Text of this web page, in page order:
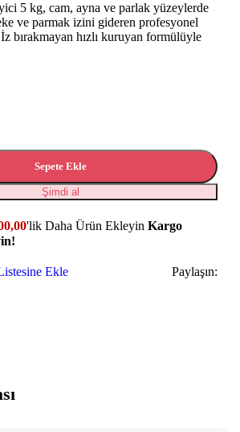
5 kg, cam, ayna ve parlak yüzeylerde
ve parmak izini gideren profesyonel
bırakmayan hızlı kuruyan formülüyle
Sepete Ekle
Şimdi al
'lik Daha Ürün Ekleyin Kargo
Ekle Paylaşın: